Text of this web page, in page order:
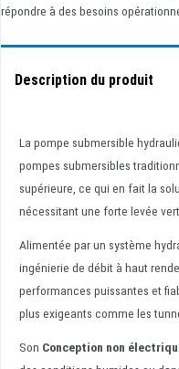
répondre à des besoins
Description du produit
La pompe submersible
pompes submersibles
supérieure, ce qui en fait la
nécessitant une forte levée
Alimentée par un système
ingénierie de débit à haut
performances puissantes et
plus exigeants comme les
Son Conception non